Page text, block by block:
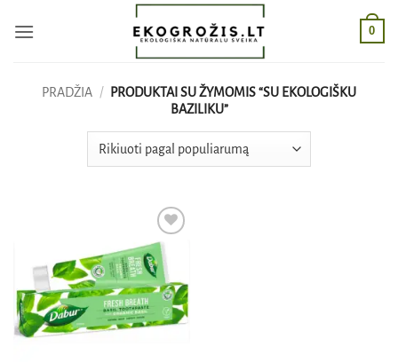
0
PRADŽIA /
PRODUKTAI SU ŽYMOMIS “SU EKOLOGIŠKU
BAZILIKU”
Pridėti
į norų
sąrašą